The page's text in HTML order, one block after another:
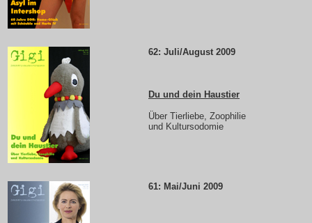
62: Juli/August 2009
Du und dein Haustier
Über Tierliebe, Zoophilie
und Kultursodomie
61: Mai/Juni 2009